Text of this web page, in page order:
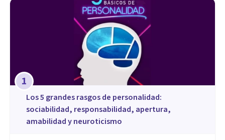
1
Los 5 grandes rasgos de personalidad:
sociabilidad, responsabilidad, apertura,
amabilidad y neuroticismo